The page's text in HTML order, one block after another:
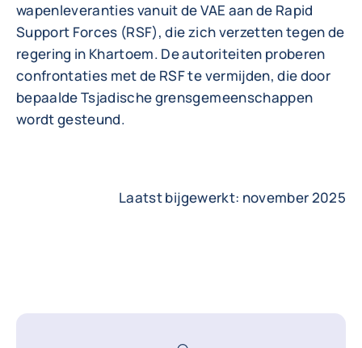
wapenleveranties vanuit de VAE aan de Rapid
Support Forces (RSF), die zich verzetten tegen de
regering in Khartoem. De autoriteiten proberen
confrontaties met de RSF te vermijden, die door
bepaalde Tsjadische grensgemeenschappen
wordt gesteund.
Laatst bijgewerkt: november 2025